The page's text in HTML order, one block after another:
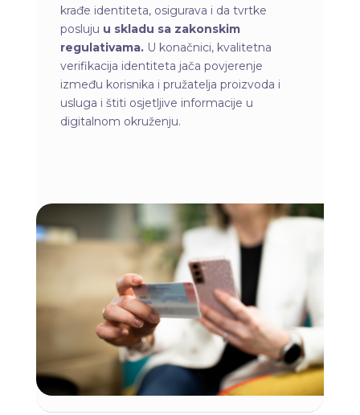
krađe identiteta, osigurava i da tvrtke
posluju u skladu sa zakonskim
regulativama.U konačnici, kvalitetna
verifikacija identiteta jača povjerenje
između korisnika i pružatelja proizvoda i
usluga i štiti osjetljive informacije u
digitalnom okruženju.